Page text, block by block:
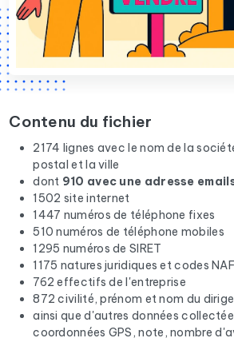
Contenu du fichier
2174 lignes avec le nom de la
postal et la ville
dont 910 avec une adresse
1502 site internet
1447 numéros de téléphone fixes
510 numéros de téléphone mobiles
1295 numéros de SIRET
1175 natures juridiques et codes NAF
762 effectifs de l'entreprise
872 civilité, prénom et nom du
ainsi que d'autres données
coordonnées GPS, note, nombre